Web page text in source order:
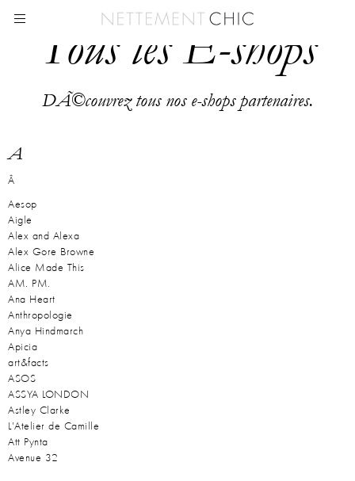
Tous les E-shops
DÃ©couvrez tous nos e-shops partenaires.
A
Â
Aesop
Aigle
Alex and Alexa
Alex Gore Browne
Alice Made This
AM. PM.
Ana Heart
Anthropologie
Anya Hindmarch
Apicia
art&facts
ASOS
ASSYA LONDON
Astley Clarke
L'Atelier de Camille
Att Pynta
Avenue 32